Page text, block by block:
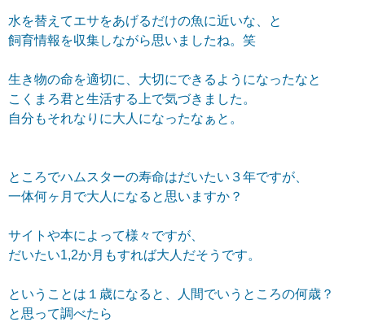
水を替えてエサをあげるだけの魚に近いな、と
飼育情報を収集しながら思いましたね。笑
生き物の命を適切に、大切にできるようになったなと
こくまろ君と生活する上で気づきました。
自分もそれなりに大人になったなぁと。
ところでハムスターの寿命はだいたい３年ですが、
一体何ヶ月で大人になると思いますか？
サイトや本によって様々ですが、
だいたい1,2か月もすれば大人だそうです。
ということは１歳になると、人間でいうところの何歳？
と思って調べたら